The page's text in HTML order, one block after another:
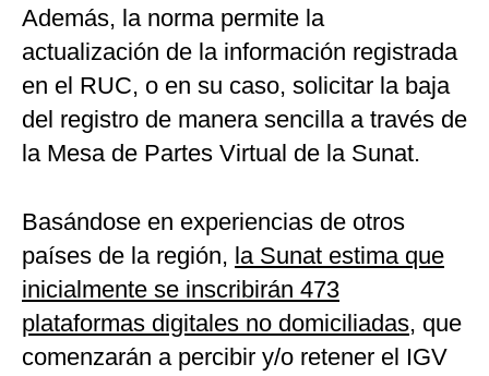
Además, la norma permite la
actualización de la información registrada
en el RUC, o en su caso, solicitar la baja
del registro de manera sencilla a través de
la Mesa de Partes Virtual de la Sunat.
Basándose en experiencias de otros
países de la región, la Sunat estima que
inicialmente se inscribirán 473
plataformas digitales no domiciliadas, que
comenzarán a percibir y/o retener el IGV